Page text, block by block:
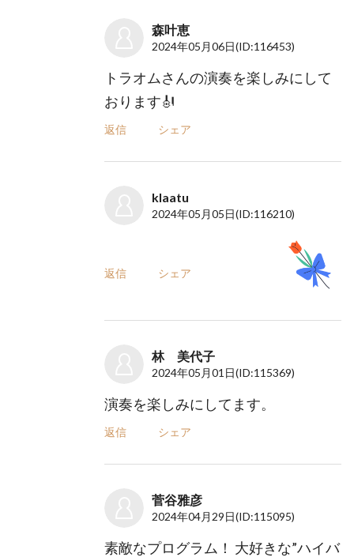
森叶恵
2024年05月06日(ID:116453)
トラオムさんの演奏を楽しみにして
おります🎻
返信 シェア
klaatu
2024年05月05日(ID:116210)
返信 シェア
林 美代子
2024年05月01日(ID:115369)
演奏を楽しみにしてます。
返信 シェア
菅谷雅彦
2024年04月29日(ID:115095)
素敵なプログラム！ 大好きな”ハイバ